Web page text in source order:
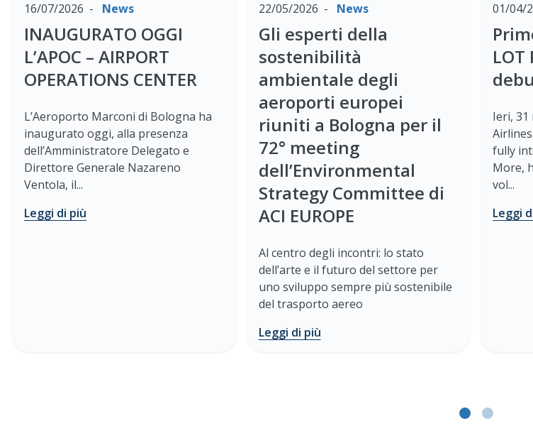
16/07/2026 News
INAUGURATO OGGI
L’APOC – AIRPORT
OPERATIONS CENTER
L’Aeroporto Marconi di Bologna ha
inaugurato oggi, alla presenza
dell’Amministratore Delegato e
Direttore Generale Nazareno
Ventola, il...
Leggi di più
22/05/2026 News
Gli esperti della
sostenibilità
ambientale degli
aeroporti europei
riuniti a Bologna per il
72° meeting
dell’Environmental
Strategy Committee di
ACI EUROPE
Al centro degli incontri: lo stato
dell’arte e il futuro del settore per
uno sviluppo sempre più sostenibile
del trasporto aereo
Leggi di più
01/04/
Ieri, 31
fully
More,
vol...
Leggi